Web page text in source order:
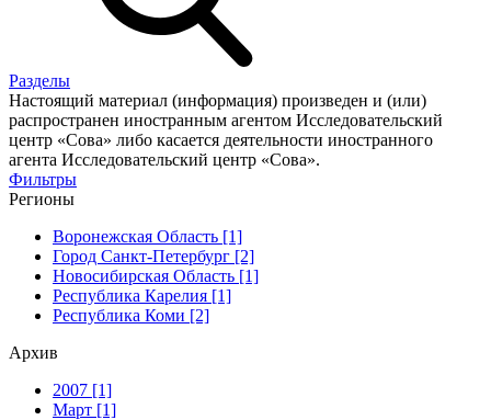
Разделы
Настоящий материал (информация) произведен и (или)
распространен иностранным агентом Исследовательский
центр «Сова» либо касается деятельности иностранного
агента Исследовательский центр «Сова».
Фильтры
Регионы
Воронежская Область [1]
Город Санкт-Петербург [2]
Новосибирская Область [1]
Республика Карелия [1]
Республика Коми [2]
Архив
2007 [1]
Март [1]